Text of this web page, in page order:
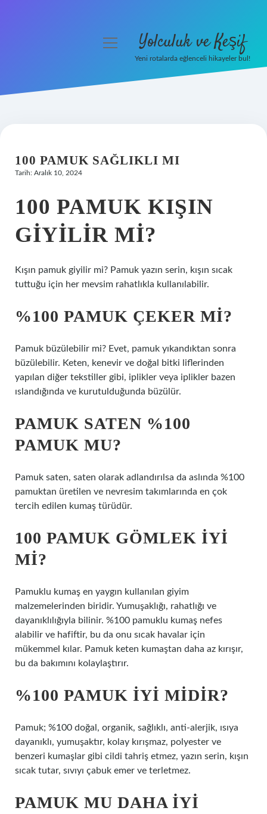
Hakkımızda
menüyü Yolculuk ve Keşif
Yeni rotalarda eğlenceli hikayeler bul!
100 PAMUK SAĞLIKLI MI
Tarih: Aralık 10, 2024
100 PAMUK KIŞIN
GIYILIR MI?
Kışın pamuk giyilir mi? Pamuk yazın serin, kışın sıcak
tuttuğu için her mevsim rahatlıkla kullanılabilir.
%100 PAMUK ÇEKER MI?
Pamuk büzülebilir mi? Evet, pamuk yıkandıktan sonra
büzülebilir. Keten, kenevir ve doğal bitki liflerinden
yapılan diğer tekstiller gibi, iplikler veya iplikler bazen
ıslandığında ve kurutulduğunda büzülür.
PAMUK SATEN %100
PAMUK MU?
Pamuk saten, saten olarak adlandırılsa da aslında %100
pamuktan üretilen ve nevresim takımlarında en çok
tercih edilen kumaş türüdür.
100 PAMUK GÖMLEK IYI
MI?
Pamuklu kumaş en yaygın kullanılan giyim
malzemelerinden biridir. Yumuşaklığı, rahatlığı ve
dayanıklılığıyla bilinir. %100 pamuklu kumaş nefes
alabilir ve hafiftir, bu da onu sıcak havalar için
mükemmel kılar. Pamuk keten kumaştan daha az kırışır,
bu da bakımını kolaylaştırır.
%100 PAMUK IYI MIDIR?
Pamuk; %100 doğal, organik, sağlıklı, anti-alerjik, ısıya
dayanıklı, yumuşaktır, kolay kırışmaz, polyester ve
benzeri kumaşlar gibi cildi tahriş etmez, yazın serin, kışın
sıcak tutar, sıvıyı çabuk emer ve terletmez.
PAMUK MU DAHA IYI